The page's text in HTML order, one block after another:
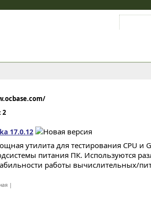
2
17.0.12
утилита для тестирования CPU и
питания ПК. Используются
работы вычислительных/
|